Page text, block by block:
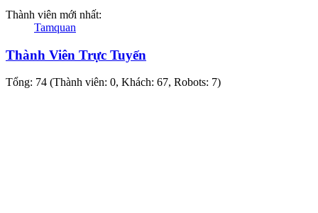
Thành viên mới nhất:
Tamquan
Thành Viên Trực Tuyến
Tổng: 74 (Thành viên: 0, Khách: 67, Robots: 7)